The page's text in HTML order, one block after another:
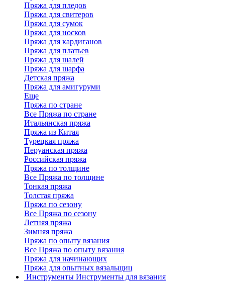
Пряжа для пледов
Пряжа для свитеров
Пряжа для сумок
Пряжа для носков
Пряжа для кардиганов
Пряжа для платьев
Пряжа для шалей
Пряжа для шарфа
Детская пряжа
Пряжа для амигуруми
Еще
Пряжа по стране
Все Пряжа по стране
Итальянская пряжа
Пряжа из Китая
Турецкая пряжа
Перуанская пряжа
Российская пряжа
Пряжа по толщине
Все Пряжа по толщине
Тонкая пряжа
Толстая пряжа
Пряжа по сезону
Все Пряжа по сезону
Летняя пряжа
Зимняя пряжа
Пряжа по опыту вязания
Все Пряжа по опыту вязания
Пряжа для начинающих
Пряжа для опытных вязальщиц
Инструменты Инструменты для вязания